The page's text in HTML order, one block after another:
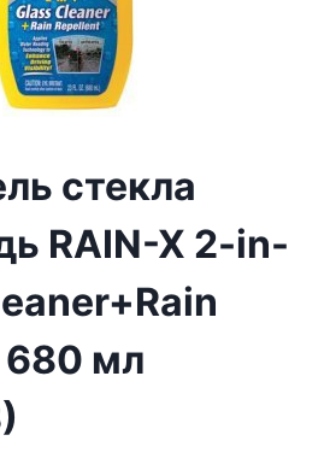
стекла
RAIN-X 2-in-
680 мл